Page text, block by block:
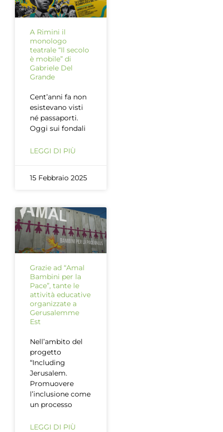
A Rimini il
monologo
teatrale “Il secolo
è mobile” di
Gabriele Del
Grande
Cent’anni fa non
esistevano visti
né passaporti.
Oggi sui fondali
LEGGI DI PIÙ
15 Febbraio 2025
Grazie ad “Amal
Bambini per la
Pace”, tante le
attività educative
organizzate a
Gerusalemme
Est
Nell’ambito del
progetto
“Including
Jerusalem.
Promuovere
l’inclusione come
un processo
LEGGI DI PIÙ